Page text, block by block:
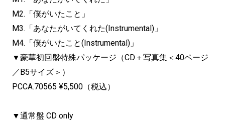
M2.「僕がいたこと」
M3.「あなたがいてくれた(Instrumental)」
M4.「僕がいたこと(Instrumental)」
▼豪華初回盤特殊パッケージ（CD＋写真集＜40ページ
／B5サイズ＞）
PCCA.70565 ¥5,500（税込）
▼通常盤 CD only